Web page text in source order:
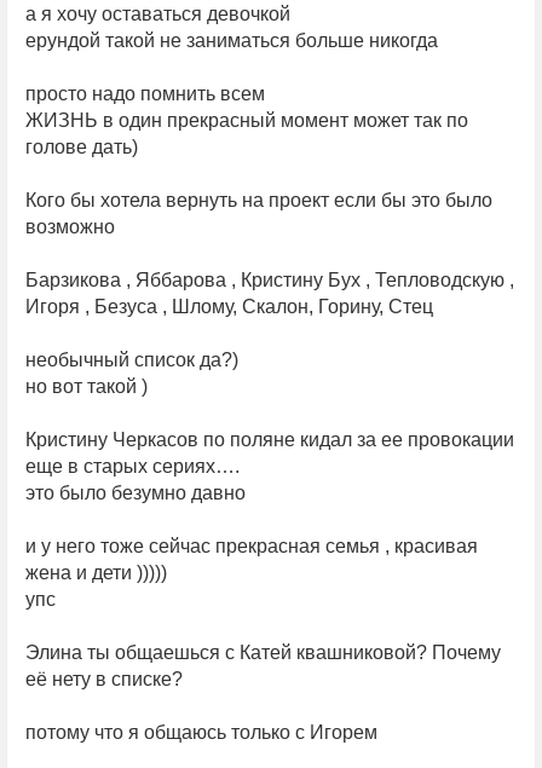
а я хочу оставаться девочкой
ерундой такой не заниматься больше никогда
просто надо помнить всем
ЖИЗНЬ в один прекрасный момент может так по
голове дать)
Кого бы хотела вернуть на проект если бы это было
возможно
Барзикова , Яббарова , Кристину Бух , Тепловодскую ,
Игоря , Безуса , Шлому, Скалон, Горину, Стец
необычный список да?)
но вот такой )
Кристину Черкасов по поляне кидал за ее провокации
еще в старых сериях….
это было безумно давно
и у него тоже сейчас прекрасная семья , красивая
жена и дети )))))
упс
Элина ты общаешься с Катей квашниковой? Почему
её нету в списке?
потому что я общаюсь только с Игорем